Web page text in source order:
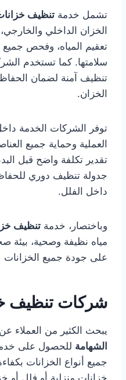
تشمل خدمة تنظيف
الخزان الداخلي
تعقيم المياه، وفحص جميع
سلامتها. كما تستخدم
تنظيف آمنة لضمان
الخزان.
توفر الشركات الخدمة
العملية وحماية جميع
تقدير تكلفة واضح قبل
جدولة تنظيف دوري
داخل الفلل.
وباختصار، خدمة تنظيف
مياه نظيفة وصحية، بيئة
على جودة جميع الخزانات
شركات تنظيف
يبحث الكثير من العملاء عن
الشهامة للحصول على
جميع أنواع الخزانات
خزانات منزلية أو فلل أو